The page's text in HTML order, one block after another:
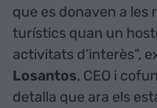
que es donaven a
turístics quan un
activitats d’interès”,
Losantos, CEO i
detalla que ara els